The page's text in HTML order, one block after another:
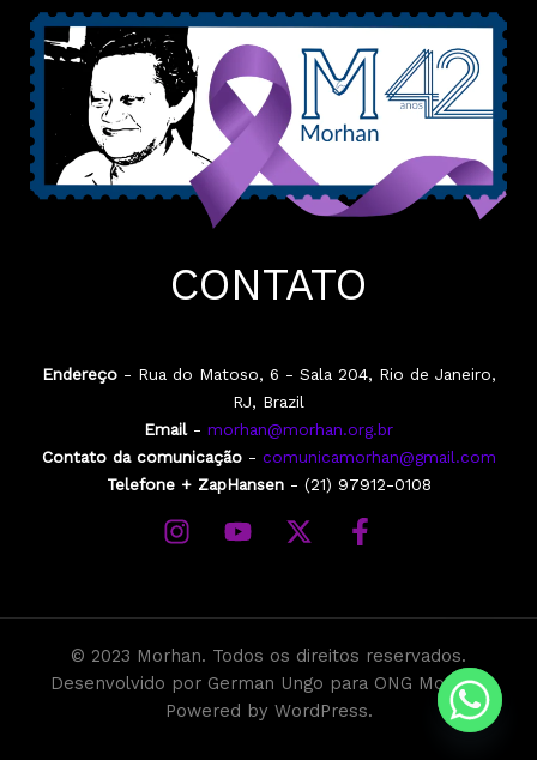
CONTATO
Endereço- Rua do Matoso, 6 - Sala 204, Rio de Janeiro,
RJ, Brazil
Email- morhan@morhan.org.br
Contato da comunicação- comunicamorhan@gmail.com
Telefone + ZapHansen- (21) 97912-0108
© 2023 Morhan. Todos os direitos reservados.
Desenvolvido por German Ungo para ONG Morhan.
Powered by WordPress.